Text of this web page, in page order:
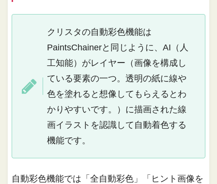
クリスタの自動彩色機能は
PaintsChainerと同じように、AI（人
工知能）がレイヤー（画像を構成し
ている要素の一つ。透明の紙に線や
色を塗れると想像してもらえるとわ
かりやすいです。）に描画された線
画イラストを認識して自動着色する
機能です。
自動彩色機能では「全自動彩色」「ヒント画像を